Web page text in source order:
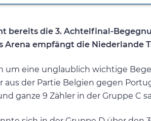
bereits die 3. Achtelfinal-
Arena empfängt die Niederlande
um eine unglaublich wichtige
aus der Partie Belgien gegen
ganze 9 Zähler in der Gruppe C